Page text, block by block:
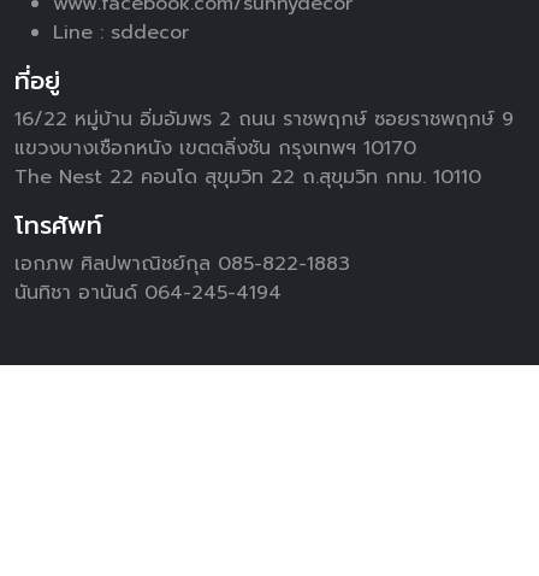
Line : sddecor
ที่อยู่
16/22 หมู่บ้าน อิ่มอัมพร 2 ถนน ราชพฤกษ์ ซอยราชพฤกษ์ 9
แขวงบางเชือกหนัง เขตตลิ่งชัน กรุงเทพฯ 10170
The Nest 22 คอนโด สุขุมวิท 22 ถ.สุขุมวิท กทม. 10110
โทรศัพท์
เอกภพ ศิลปพาณิชย์กุล 085-822-1883
นันทิชา อานันด์ 064-245-4194